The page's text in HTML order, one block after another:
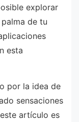
explorar
de tu
esta
por la idea de
sensaciones
artículo es